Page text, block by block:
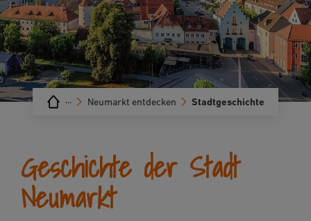
Stadtgeschichte
Neumarkt entdecken
···
Geschichte der Stadt
Neumarkt